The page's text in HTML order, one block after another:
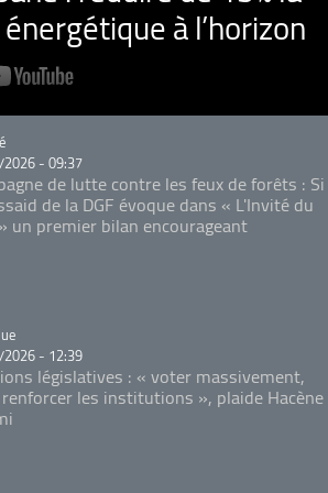
à l’horizon
- 09:37
de lutte contre les feux de forêts : Si
de la DGF évoque dans « L'Invité du
un premier bilan encourageant
- 12:39
législatives : « voter massivement,
les institutions », plaide Hacène